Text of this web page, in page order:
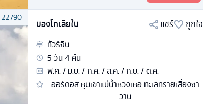
22790
มองโกเลียใน แชร์
ถูกใจ
ทัวร์จีน
5วัน4 คืน
พ.ค. / มิ.ย. / ก.ค. / ส.ค. / ก.ย. / ต.ค.
ออร์ดอส หุบเขาแม่น้ำหวงเหอ ทะเลทรายเสี่ยงซา
วาน